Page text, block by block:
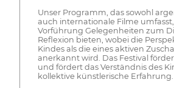
Unser Programm, das sowohl
auch internationale Filme
Vorführung Gelegenheiten zum
Reflexion bieten, wobei die
Kindes als die eines aktiven
anerkannt wird. Das Festival
und fördert das Verständnis des
kollektive künstlerische Erfahrung.